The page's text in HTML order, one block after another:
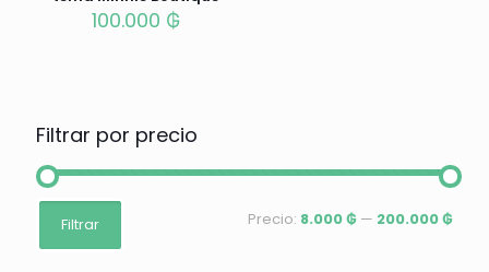
100.000 ₲
Filtrar por precio
Precio
mínimo
Precio
máximo
Filtrar Precio: 8.000 ₲ — 200.000 ₲